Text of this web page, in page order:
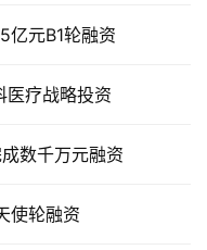
亿元B1轮融资
疗战略投资
数千万元融资
使轮融资